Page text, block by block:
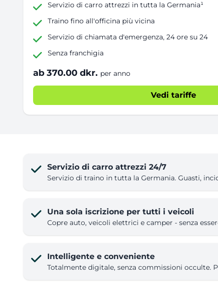
Servizio di carro attrezzi in tutta la Germania¹
Traino fino all'officina più vicina
Servizio di chiamata d'emergenza, 24 ore su 24
Senza franchigia
ab 370.00 dkr. per anno
Vedi tariffe
Servizio di carro attrezzi 24/7
Servizio di traino in tutta la Germania. Guasti,
Una sola iscrizione per tutti i veicoli
Copre auto, veicoli elettrici e camper - senza
Intelligente e conveniente
Totalmente digitale, senza commissioni occulte.